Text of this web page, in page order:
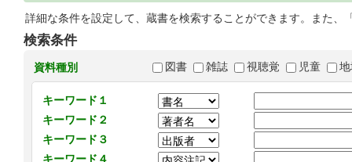
詳細な条件を設定して、蔵書を検索することができます。また
検索条件
資料種別 図書 雑誌 視聴覚 児童
キーワード１
キーワード２
キーワード３
キーワード４